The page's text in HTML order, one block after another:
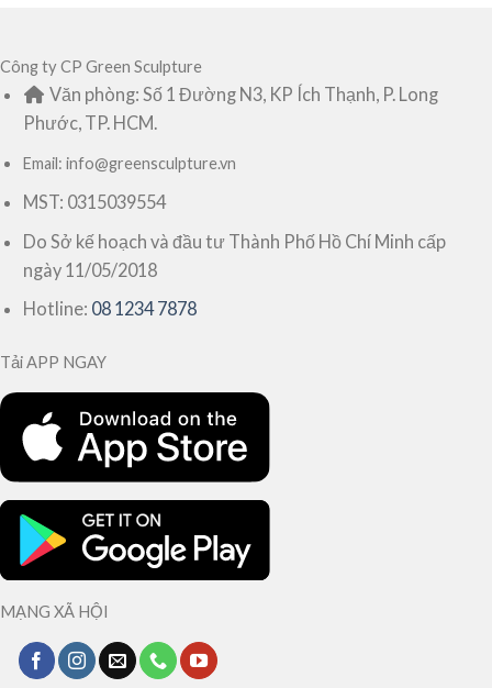
Công ty CP Green Sculpture
Văn phòng: Số 1 Đường N3, KP Ích Thạnh, P. Long
Phước, TP. HCM.
Email: info@greensculpture.vn
MST: 0315039554
Do Sở kế hoạch và đầu tư Thành Phố Hồ Chí Minh cấp
ngày 11/05/2018
Hotline: 08 1234 7878
Tải APP NGAY
MẠNG XÃ HỘI